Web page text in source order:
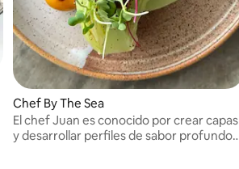
Chef By The Sea
El chef Juan es conocido por crear capas
y desarrollar perfiles de sabor profundos